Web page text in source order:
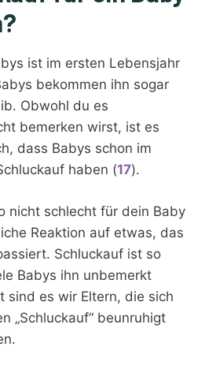
ist im ersten Lebensjahr
bekommen ihn sogar
Obwohl du es
bemerken wirst, ist es
dass Babys schon im
haben (17).
nicht schlecht für dein Baby
Reaktion auf etwas, das
Schluckauf ist so
Babys ihn unbemerkt
sind es wir Eltern, die sich
„Schluckauf“ beunruhigt